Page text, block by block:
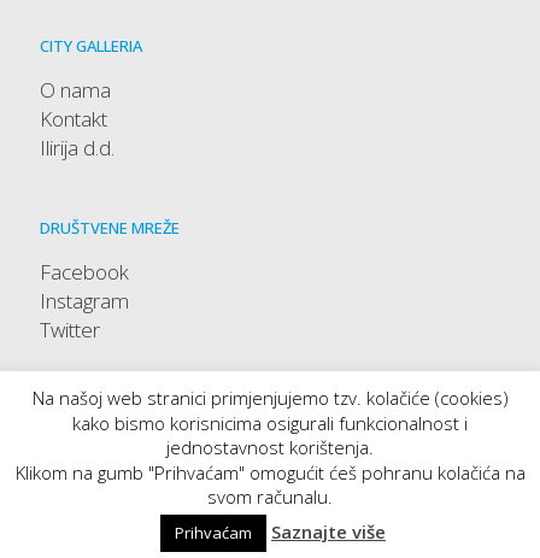
CITY GALLERIA
O nama
Kontakt
Ilirija d.d.
DRUŠTVENE MREŽE
Facebook
Instagram
Twitter
Na našoj web stranici primjenjujemo tzv. kolačiće (cookies)
kako bismo korisnicima osigurali funkcionalnost i
jednostavnost korištenja.
Klikom na gumb "Prihvaćam" omogućit ćeš pohranu kolačića na
svom računalu.
Prihvaćam Saznajte više